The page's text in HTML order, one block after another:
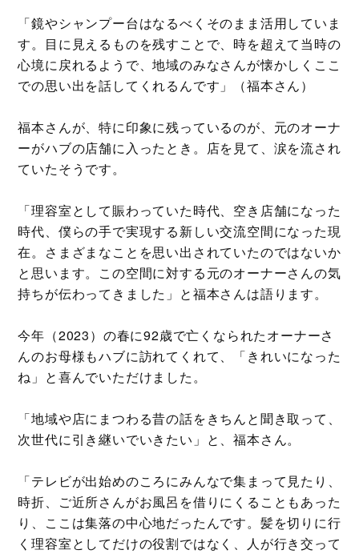
「鏡やシャンプー台はなるべくそのまま活用していま
す。目に見えるものを残すことで、時を超えて当時の
心境に戻れるようで、地域のみなさんが懐かしくここ
での思い出を話してくれるんです」（福本さん）
福本さんが、特に印象に残っているのが、元のオーナ
ーがハブの店舗に入ったとき。店を見て、涙を流され
ていたそうです。
「理容室として賑わっていた時代、空き店舗になった
時代、僕らの手で実現する新しい交流空間になった現
在。さまざまなことを思い出されていたのではないか
と思います。この空間に対する元のオーナーさんの気
持ちが伝わってきました」と福本さんは語ります。
今年（2023）の春に92歳で亡くなられたオーナーさ
んのお母様もハブに訪れてくれて、「きれいになった
ね」と喜んでいただけました。
「地域や店にまつわる昔の話をきちんと聞き取って、
次世代に引き継いでいきたい」と、福本さん。
「テレビが出始めのころにみんなで集まって見たり、
時折、ご近所さんがお風呂を借りにくることもあった
り、ここは集落の中心地だったんです。髪を切りに行
く理容室としてだけの役割ではなく、人が行き交って